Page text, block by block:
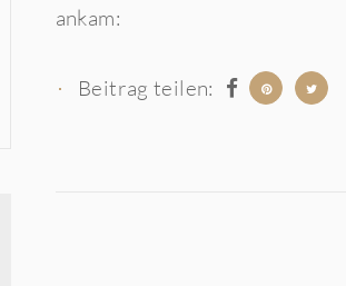
ankam:
Beitrag teilen: